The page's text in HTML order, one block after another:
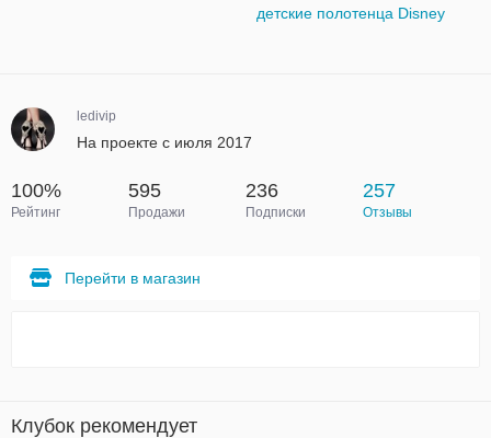
детские полотенца Disney
ledivip
На проекте с июля 2017
100%
Рейтинг
595
Продажи
236
Подписки
257
Отзывы
Перейти в магазин
Клубок рекомендует